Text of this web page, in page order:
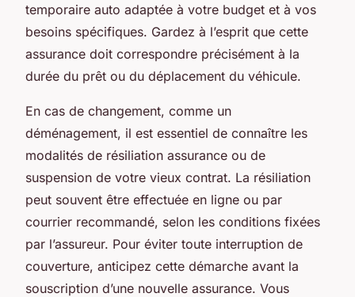
temporaire auto adaptée à votre budget et à vos
besoins spécifiques. Gardez à l’esprit que cette
assurance doit correspondre précisément à la
durée du prêt ou du déplacement du véhicule.
En cas de changement, comme un
déménagement, il est essentiel de connaître les
modalités de résiliation assurance ou de
suspension de votre vieux contrat. La résiliation
peut souvent être effectuée en ligne ou par
courrier recommandé, selon les conditions fixées
par l’assureur. Pour éviter toute interruption de
couverture, anticipez cette démarche avant la
souscription d’une nouvelle assurance. Vous